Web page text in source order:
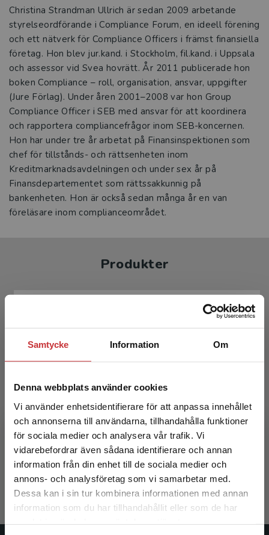
Samtycke Information Om
Denna webbplats använder cookies
Vi använder enhetsidentifierare för att anpassa innehållet
och annonserna till användarna, tillhandahålla funktioner
för sociala medier och analysera vår trafik. Vi
vidarebefordrar även sådana identifierare och annan
information från din enhet till de sociala medier och
annons- och analysföretag som vi samarbetar med.
Dessa kan i sin tur kombinera informationen med annan
information som du har tillhandahållit eller som de har
Begränsad fraktregion
Det verkar som att du besöker
studentlitteratur.se via en enhet utanför Sverige.
Christina Strandman Ullrich är sedan 2009 arbetande
styrelseordförande i Compliance Forum, en ideell förening
och ett nätverk för Compliance Officers i främst finansiella
företag. Hon blev jur.kand. i Stockholm, fil.kand. i Uppsala
och assessor vid Svea hovrätt. År 2011 publicerade hon
boken Compliance – roll, organisation, ansvar, uppgifter
(Jure Förlag). Under åren 2001–2008 var hon Group
Compliance Officer i SEB med ansvar för att koordinera
och rapportera compliancefrågor inom SEB-koncernen.
Hon har under tre år arbetat på Finansinspektionen som
chef för tillstånds- och rättsenheten inom
Kreditmarknadsavdelningen och under sex år på
Finansdepartementet som rättssakkunnig på
bankenheten. Hon är också sedan många år en van
föreläsare inom complianceområdet.
Produkter
Ledning och kontroll på
värdepappersmarknaden
Mitelman Lindholm, Sara (red.)
624 krinkl. moms
Exkl. moms: 589 kr